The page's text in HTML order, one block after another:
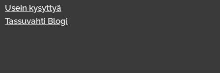
Usein kysyttyä
Tassuvahti Blogi